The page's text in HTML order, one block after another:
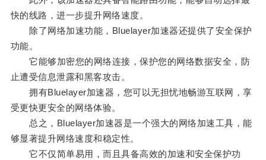
快的线路，进一步提升网络速度。
除了网络加速功能，Bluelayer加速器还提供了安全保护
功能。
它能够加密您的网络连接，保护您的网络数据安全，防
止遭受信息泄露和黑客攻击。
拥有Bluelayer加速器，您可以无担忧地畅游互联网，享
受更快更安全的网络体验。
总之，Bluelayer加速器是一个强大的网络加速工具，能
够显著提升网络速度和稳定性。
它不仅简单易用，而且具备高效的加速和安全保护功